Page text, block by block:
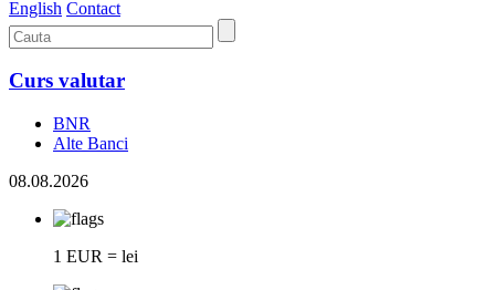
English Contact
Curs valutar
BNR
Alte Banci
08.08.2026
1 EUR = lei